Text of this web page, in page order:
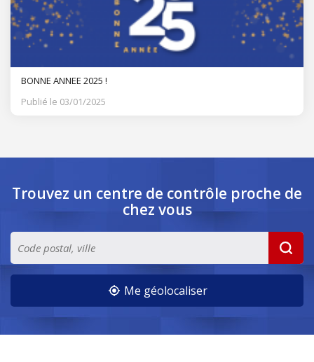
BONNE ANNEE 2025 !
Publié le 03/01/2025
Trouvez un centre de contrôle proche de
chez vous
Me géolocaliser